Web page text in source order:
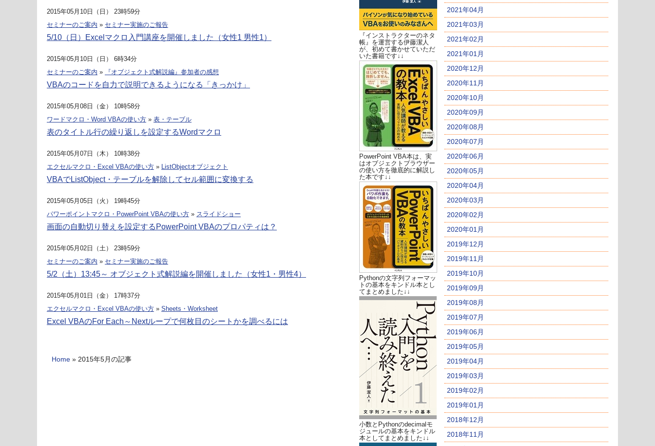
2015年05月10日（日） 23時59分
セミナーのご案内 » セミナー実施のご報告
5/10（日）Excelマクロ入門講座を開催しました（女性1 男性1）
2015年05月10日（日） 6時34分
セミナーのご案内 » 『オブジェクト式解説編』参加者の感想
VBAのコードを自力で説明できるようになる「きっかけ」
2015年05月08日（金） 10時58分
ワードマクロ・Word VBAの使い方 » 表・テーブル
表のタイトル行の繰り返しを設定するWordマクロ
2015年05月07日（木） 10時38分
エクセルマクロ・Excel VBAの使い方 » ListObjectオブジェクト
VBAでListObject・テーブルを解除してセル範囲に変換する
2015年05月05日（火） 19時45分
パワーポイントマクロ・PowerPoint VBAの使い方 » スライドショー
画面の自動切り替えを設定するPowerPoint VBAのプロパティは？
2015年05月02日（土） 23時59分
セミナーのご案内 » セミナー実施のご報告
5/2（土）13:45～ オブジェクト式解説編を開催しました（女性1・男性4）
2015年05月01日（金） 17時37分
エクセルマクロ・Excel VBAの使い方 » Sheets・Worksheet
Excel VBAのFor Each～Nextループで何枚目のシートかを調べるには
Home » 2015年5月の記事
『インストラクターのネタ
帳』を運営する伊藤潔人
が、初めて書かせていただ
いた書籍です↓↓
PowerPoint VBA本は、実
はオブジェクトブラウザー
の使い方を徹底的に解説し
た本です↓↓
Pythonの文字列フォーマッ
トの基本をキンドル本とし
てまとめました↓↓
小数とPythonのdecimalモ
ジュールの基本をキンドル
本としてまとめました↓↓
2021年04月
2021年03月
2021年02月
2021年01月
2020年12月
2020年11月
2020年10月
2020年09月
2020年08月
2020年07月
2020年06月
2020年05月
2020年04月
2020年03月
2020年02月
2020年01月
2019年12月
2019年11月
2019年10月
2019年09月
2019年08月
2019年07月
2019年06月
2019年05月
2019年04月
2019年03月
2019年02月
2019年01月
2018年12月
2018年11月